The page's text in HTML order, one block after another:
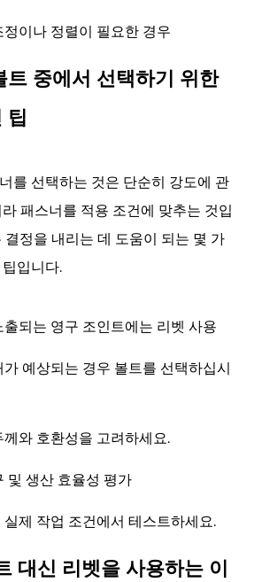
정이나 정렬이 필요한 경우
트 중에서 선택하기 위한
팁
를 선택하는 것은 단순히 강도에 관
패스너를 적용 조건에 맞추는 것입
결정을 내리는 데 도움이 되는 몇 가
입니다.
출되는 영구 조인트에는 리벳 사용
가 예상되는 경우 볼트를 선택하십시
께와 호환성을 고려하세요.
및 생산 효율성 평가
실제 작업 조건에서 테스트하세요.
대신 리벳을 사용하는 이